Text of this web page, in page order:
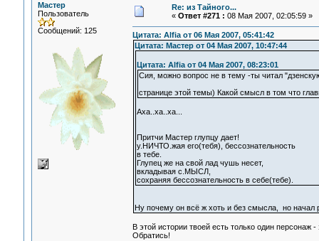
Мастер
Пользователь
Сообщений: 125
Re: из Тайного...
« Ответ #271 : 08 Мая 2007, 02:05:59 »
Цитата: Alfia от 06 Мая 2007, 05:41:42
Цитата: Мастер от 04 Мая 2007, 10:47:44
Цитата: Alfia от 04 Мая 2007, 08:23:01
Сия, можно вопрос не в тему -ты читал
странице этой темы) Какой смысл в том что
Аха..ха..ха...
Притчи Мастер глупцу дает!
у.НИЧТО.жая его(тебя), бессознательность
в тебе.
Глупец же на свой лад чушь несет,
вкладывая с.МЫСЛ,
сохраняя бессознательность в себе(тебе).
Ну почему он всё ж хоть и без смысла, но начал
В этой истории твоей есть только один персонаж -
Обратись!